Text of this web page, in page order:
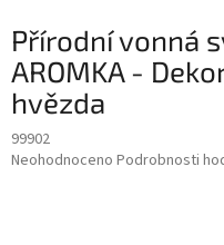
Přírodní vonná
AROMKA -
hvězda
99902
Průměrné
Neohodnoceno Podrobnosti